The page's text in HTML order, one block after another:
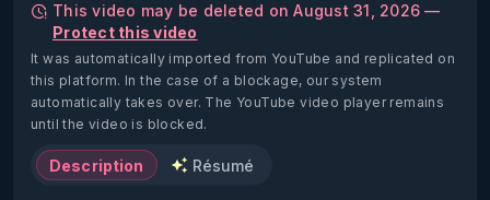
This video may be deleted on August 31, 2026 —
Protect this video
It was automatically imported from YouTube and replicated on
this platform. In the case of a blockage, our system
automatically takes over. The YouTube video player remains
until the video is blocked.
Description Résumé